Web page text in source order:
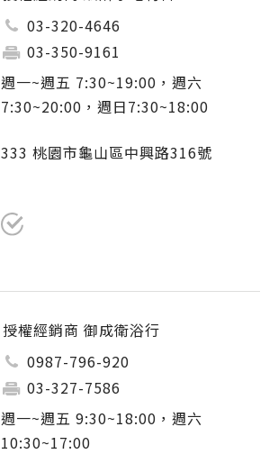
03-320-4646
03-350-9161
週一~週五 7:30~19:00，週六
7:30~20:00，週日7:30~18:00
333 桃園市龜山區中興路316號
授權經銷商 御成衛浴行
0987-796-920
03-327-7586
週一~週五 9:30~18:00，週六
10:30~17:00